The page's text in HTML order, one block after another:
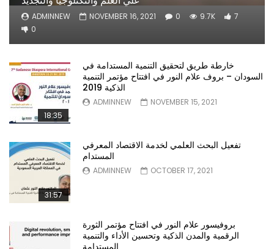
ADMINNEW NOVEMBER 16, 2021 0 9.7K
7
0
18:35
خارطة طريق لتحقيق التنمية المستدامة في
السودان – بروف علام النور في افتتاح مؤتمر التنمية
الذكية 2019
ADMINNEW NOVEMBER 15, 2021
31:57
تفعيل البحث العلمي لخدمة الاقتصاد المعرفي
المستدام
ADMINNEW OCTOBER 17, 2021
بروفيسور علام النور في افتتاح مؤتمر الثورة
الرقمية والمدن الذكية وتحسين الأداء والتنمية
المستدامة